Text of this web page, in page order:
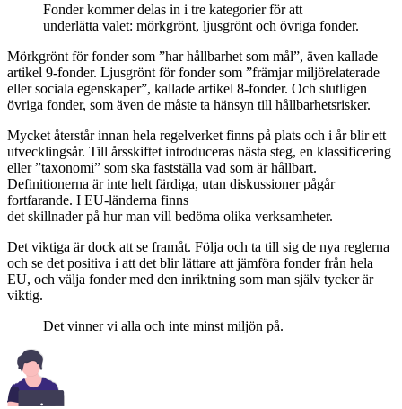
Fonder kommer delas in i tre kategorier för att
underlätta valet: mörkgrönt, ljusgrönt och övriga fonder.
Mörkgrönt för fonder som ”har hållbarhet som mål”, även kallade
artikel 9-fonder. Ljusgrönt för fonder som ”främjar miljörelaterade
eller sociala egenskaper”, kallade artikel 8-fonder. Och slutligen
övriga fonder, som även de måste ta hänsyn till hållbarhetsrisker.
Mycket återstår innan hela regelverket finns på plats och i år blir ett
utvecklingsår. Till årsskiftet introduceras nästa steg, en klassificering
eller ”taxonomi” som ska fastställa vad som är hållbart.
Definitionerna är inte helt färdiga, utan diskussioner pågår
fortfarande. I EU-länderna finns
det skillnader på hur man vill bedöma olika verksamheter.
Det viktiga är dock att se framåt. Följa och ta till sig de nya reglerna
och se det positiva i att det blir lättare att jämföra fonder från hela
EU, och välja fonder med den inriktning som man själv tycker är
viktig.
Det vinner vi alla och inte minst miljön på.